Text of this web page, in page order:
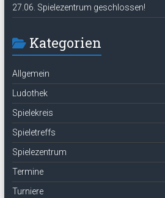
27.06. Spielezentrum geschlossen!
Kategorien
Allgemein
Ludothek
Spielekreis
Spieletreffs
Spielezentrum
Termine
Turniere